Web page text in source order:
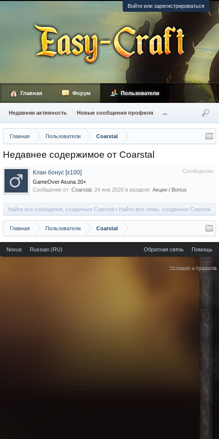
Войти или зарегистрироваться
Главная Пользователи Coarstal
Недавнее содержимое от Coarstal
Сообщение
Клан бонус [x100]
GameOver Asuna 20+
Сообщение от: Coarstal 24 янв 2020 в разделе: Акции / Bonus
Найти все сообщения, созданные Coarstal Найти все темы, созданные Coarstal
Главная Пользователи Coarstal
Главная Форум Пользователи
Недавняя активность Новые сообщения профиля ...
Novus Russian (RU) Обратная связь Помощь
Условия и правила